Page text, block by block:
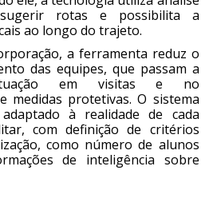
rotas e possibilita a
ao longo do trajeto.
a ferramenta reduz o
das equipes, que passam a
em visitas e no
medidas protetivas. O sistema
à realidade de cada
com definição de critérios
como número de alunos
de inteligência sobre